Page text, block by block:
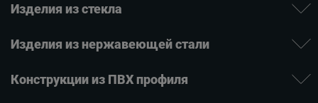
Изде­лия ­из стекла
Изделия из нержаве­ющей ­стали
Конструкции из ПВХ профиля